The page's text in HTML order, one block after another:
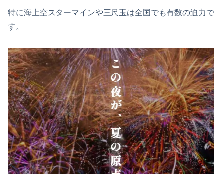
特に海上空スターマインや三尺玉は全国でも有数の迫力で
す。